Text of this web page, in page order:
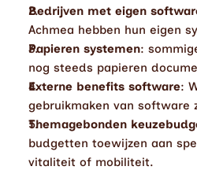
Bedrijven met eigen
Achmea hebben hun eigen
Papieren systemen:
nog steeds papieren
Externe benefits software:
gebruikmaken van software
Themagebonden
budgetten toewijzen aan
vitaliteit of mobiliteit.